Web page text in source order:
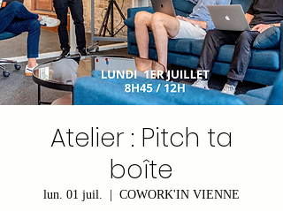
Atelier : Pitch ta
boîte
lun. 01 juil. COWORK'IN VIENNE